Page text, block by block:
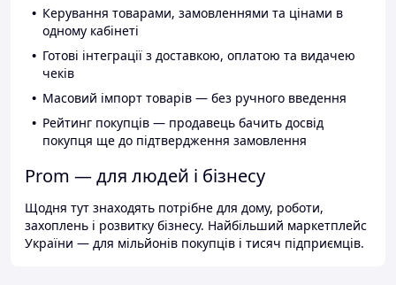
Керування товарами, замовленнями та цінами в
одному кабінеті
Готові інтеграції з доставкою, оплатою та видачею
чеків
Масовий імпорт товарів — без ручного введення
Рейтинг покупців — продавець бачить досвід
покупця ще до підтвердження замовлення
Prom — для людей і бізнесу
Щодня тут знаходять потрібне для дому, роботи,
захоплень і розвитку бізнесу. Найбільший маркетплейс
України — для мільйонів покупців і тисяч підприємців.